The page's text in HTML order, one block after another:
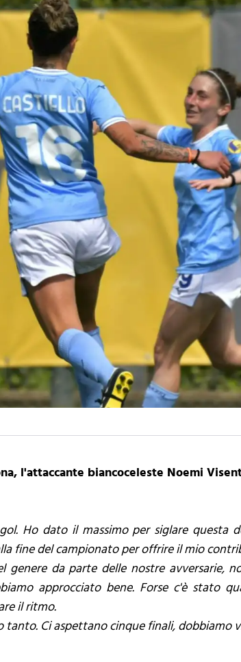
l'attaccante biancoceleste Noemi
Ho dato il massimo per siglare questa
fine del campionato per offrire il mio
genere da parte delle nostre avversarie,
approcciato bene. Forse c'è stato
il ritmo.
Ci aspettano cinque finali, dobbiamo